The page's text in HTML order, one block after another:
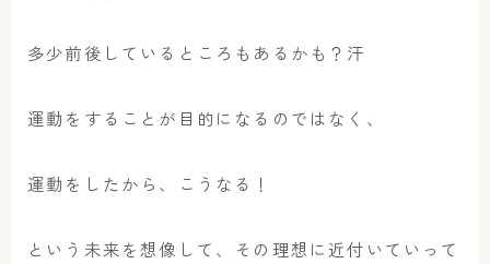
多少前後しているところもあるかも？汗
運動をすることが目的になるのではなく、
運動をしたから、こうなる！
という未来を想像して、その理想に近付いていって